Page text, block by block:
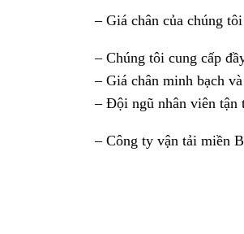
– Giá chân của chúng
– Chúng tôi cung cấp
– Giá chân minh bạch
– Đội ngũ nhân viên tận
– Công ty vận tải miền